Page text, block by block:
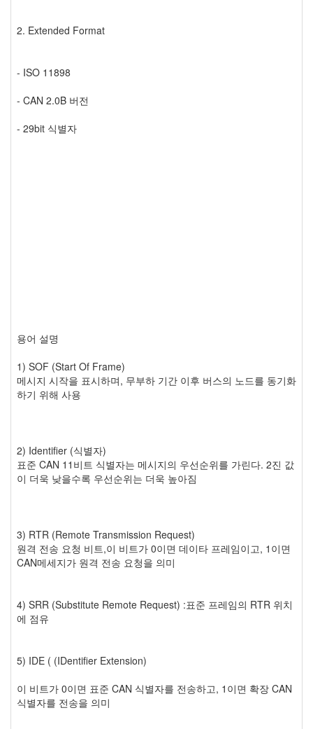
2. Extended Format
- ISO 11898
- CAN 2.0B 버전
- 29bit 식별자
용어 설명
1) SOF (Start Of Frame)
메시지 시작을 표시하며, 무부하 기간 이후 버스의 노드를 동기화
하기 위해 사용
2) Identifier (식별자)
표준 CAN 11비트 식별자는 메시지의 우선순위를 가린다. 2진 값
이 더욱 낮을수록 우선순위는 더욱 높아짐
3) RTR (Remote Transmission Request)
원격 전송 요청 비트,이 비트가 0이면 데이타 프레임이고, 1이면
CAN메세지가 원격 전송 요청을 의미
4) SRR (Substitute Remote Request) :표준 프레임의 RTR 위치
에 점유
5) IDE ( (IDentifier Extension)
이 비트가 0이면 표준 CAN 식별자를 전송하고, 1이면 확장 CAN
식별자를 전송을 의미